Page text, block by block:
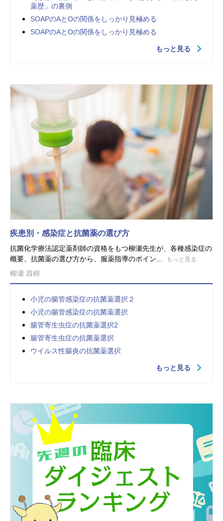
薬歴」の裏側
SOAPのAとOの関係をしっかり見極める
SOAPのAとOの関係をしっかり見極める
もっと見る
疾患別・感染症と抗菌薬の選び方
抗菌化学療法認定薬剤師の資格をもつ柳瀬先生が、各種感染症の
概要、抗菌薬の選び方から、服薬指導のポイン...
もっと見る
柳瀬 昌樹
小児の腸管感染症の抗菌薬選択２
小児の腸管感染症の抗菌薬選択
腸管寄生虫症の抗菌薬選択2
腸管寄生虫症の抗菌薬選択
ウイルス性腸炎の抗菌薬選択
もっと見る